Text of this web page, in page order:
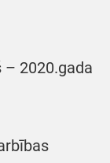
2020.gada